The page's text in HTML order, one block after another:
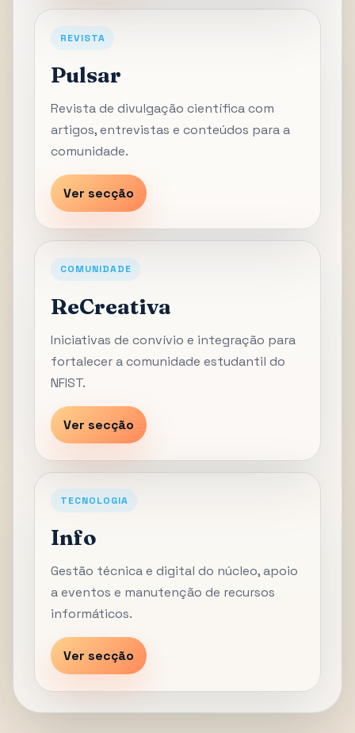
REVISTA
Pulsar
Revista de divulgação científica com
artigos, entrevistas e conteúdos para a
comunidade.
Ver secção
COMUNIDADE
ReCreativa
Iniciativas de convívio e integração para
fortalecer a comunidade estudantil do
NFIST.
Ver secção
TECNOLOGIA
Info
Gestão técnica e digital do núcleo, apoio
a eventos e manutenção de recursos
informáticos.
Ver secção